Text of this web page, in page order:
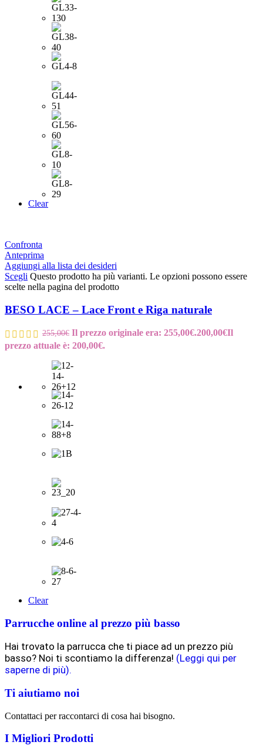
Clear
Confronta
Anteprima
Aggiungi alla lista dei desideri
Scegli Questo prodotto ha più varianti. Le opzioni possono essere
scelte nella pagina del prodotto
BESO LACE – Lace Front e Riga naturale
255,00€ Il prezzo originale era: 255,00€.200,00€Il
prezzo attuale è: 200,00€.
Clear
Parrucche online al prezzo più basso
Hai trovato la parrucca che ti piace ad un prezzo più
basso? Noi ti scontiamo la differenza! (Leggi qui per
saperne di più).
Ti aiutiamo noi
Contattaci per raccontarci di cosa hai bisogno.
I Migliori Prodotti